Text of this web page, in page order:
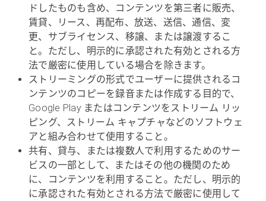
ドしたものも含め、コンテンツを第三者に販売、
賃貸、リース、再配布、放送、送信、通信、変
更、サブライセンス、移譲、または譲渡するこ
と。ただし、明示的に承認された有効とされる方
法で厳密に使用している場合を除きます。
ストリーミングの形式でユーザーに提供されるコ
ンテンツのコピーを録音または作成する目的で、
Google Play またはコンテンツをストリーム リッ
ピング、ストリーム キャプチャなどのソフトウェ
アと組み合わせて使用すること。
共有、貸与、または複数人で利用するためのサー
ビスの一部として、またはその他の機関のため
に、コンテンツを利用すること。ただし、明示的
に承認された有効とされる方法で厳密に使用して